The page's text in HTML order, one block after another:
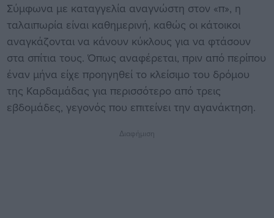
Σύμφωνα με καταγγελία αναγνώστη στον «π», η
ταλαιπωρία είναι καθημερινή, καθώς οι κάτοικοι
αναγκάζονται να κάνουν κύκλους για να φτάσουν
στα σπίτια τους. Όπως αναφέρεται, πριν από περίπου
έναν μήνα είχε προηγηθεί το κλείσιμο του δρόμου
της Καρδαμάδας για περισσότερο από τρεις
εβδομάδες, γεγονός που επιτείνει την αγανάκτηση.
Διαφήμιση